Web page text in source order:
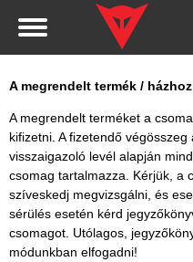
A megrendelt termék /
A megrendelt terméket a
kifizetni. A fizetendő
visszaigazoló levél alapján
csomag tartalmazza. Kérjük, a
szíveskedj megvizsgálni, és
sérülés esetén kérd
csomagot. Utólagos,
módunkban elfogadni!